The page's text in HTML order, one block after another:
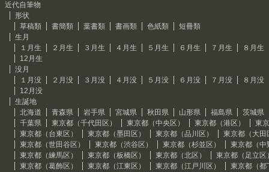
近代自筆物
形状
草稿類
書簡類 葉書類 書画類 色紙類
短冊類
生月
１月生
２月生 ３月生 ４月生 ５月生 ６月生 ７月生
８月生
12月生
没月
１月没
２月没 ３月没 ４月没 ５月没 ６月没 ７月没
８月没
12月没
生誕地
北海道
青森県 岩手県 宮城県 秋田県 山形県 福島県
茨城県
千葉県
東京都（千代田区） 東京都（中央区） 東京都（港区）
東
東京都（台東区）
東京都（墨田区） 東京都（品川区）
東京都（大田
東京都（世田谷区）
東京都（渋谷区） 東京都（杉並区）
東京都（中
東京都（練馬区）
東京都（板橋区） 東京都（北区）
東京都（足立区
東京都（葛飾区）
東京都（江東区） 東京都（江戸川区）
東京都（都